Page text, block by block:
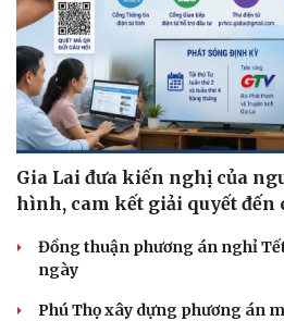
Du lịch
Tư vấn
Săn Tour
check-in
Gia Lai đưa kiến nghị của
hình, cam kết giải quyết đến
Đồng thuận phương án nghỉ
ngày
Phú Thọ xây dựng phương án